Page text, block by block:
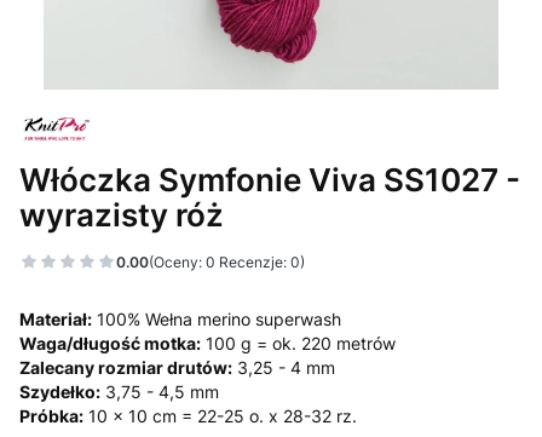
Włóczka Symfonie Viva SS1027 -
wyrazisty róż
0.00(Oceny: 0 Recenzje: 0)
Materiał: 100% Wełna merino superwash
Waga/długość motka: 100 g = ok. 220 metrów
Zalecany rozmiar drutów: 3,25 - 4 mm
Szydełko: 3,75 - 4,5 mm
Próbka: 10 x 10 cm = 22-25 o. x 28-32 rz.